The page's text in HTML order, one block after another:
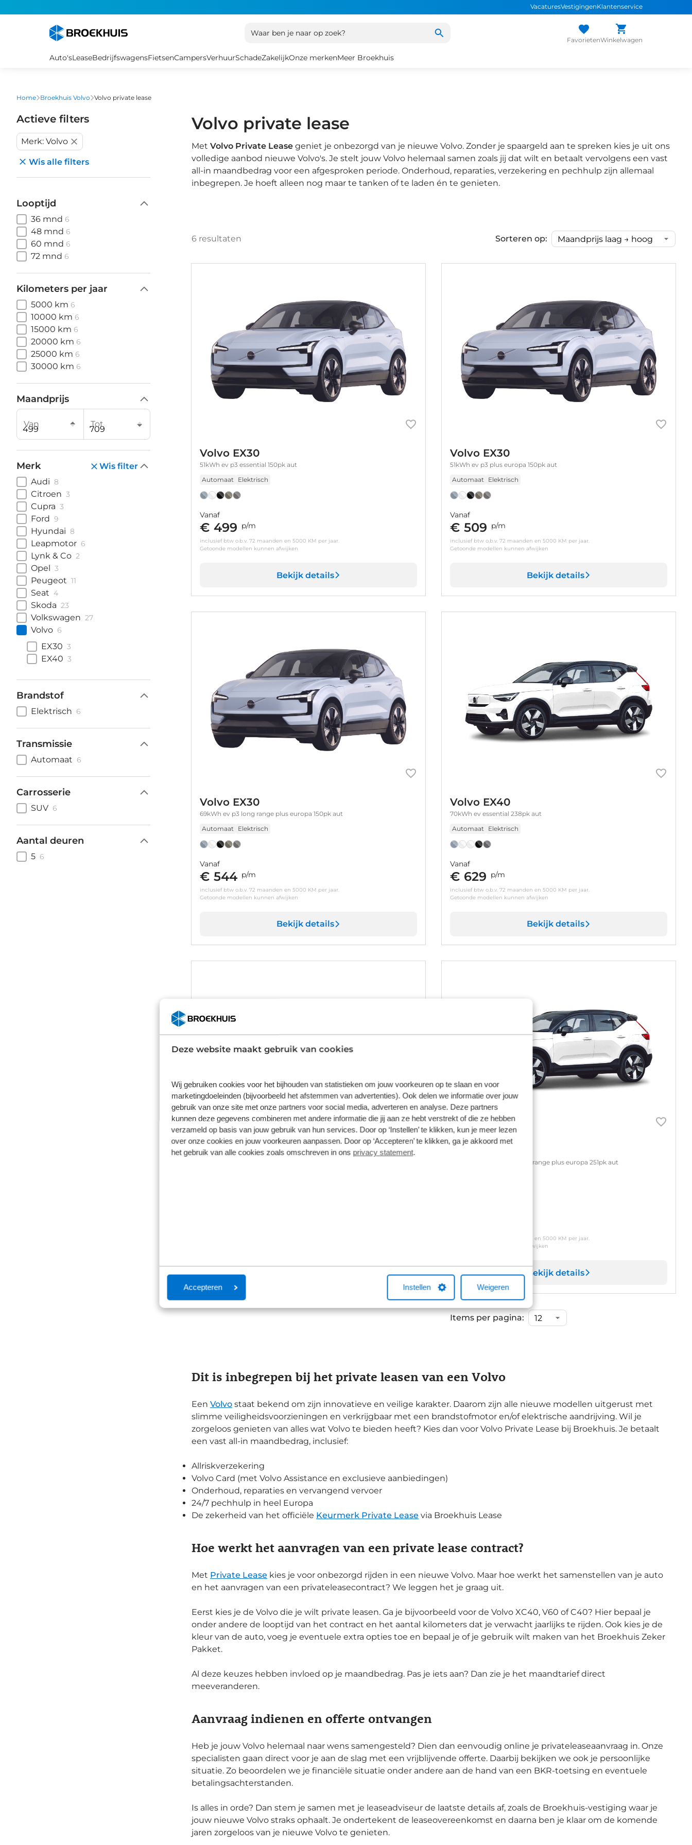
Deze website maakt gebruik van cookies
Wij gebruiken cookies voor het bijhouden van statistieken om jouw voorkeuren op te slaan en voor
marketingdoeleinden (bijvoorbeeld het afstemmen van advertenties). Ook delen we informatie over jouw
gebruik van onze site met onze partners voor social media, adverteren en analyse. Deze partners
kunnen deze gegevens combineren met andere informatie die jij aan ze hebt verstrekt of die ze hebben
verzameld op basis van jouw gebruik van hun services. Door op ‘Instellen’ te klikken, kun je meer lezen
over onze cookies en jouw voorkeuren aanpassen. Door op ‘Accepteren’ te klikken, ga je akkoord met
het gebruik van alle cookies zoals omschreven in ons privacy statement.
Accepteren Instellen Weigeren
VacaturesVestigingenKlantenservice
Waar ben je naar op zoek?
FavorietenWinkelwagen
Auto'sLeaseBedrijfswagensFietsenCampersVerhuurSchadeZakelijkOnze merkenMeer Broekhuis
Home Broekhuis Volvo Volvo private lease
Actieve filters
Merk: Volvo
Wis alle filters
Looptijd
36 mnd 6
48 mnd 6
60 mnd 6
72 mnd 6
Kilometers per jaar
5000 km 6
10000 km 6
15000 km 6
20000 km 6
25000 km 6
30000 km 6
Maandprijs
Van Tot
Merk
Wis filter
Audi 8
Citroen 3
Cupra 3
Ford 9
Hyundai 8
Leapmotor 6
Lynk & Co 2
Opel 3
Peugeot 11
Seat 4
Skoda 23
Volkswagen 27
Volvo 6
EX30 3
EX40 3
Brandstof
Elektrisch 6
Transmissie
Automaat 6
Carrosserie
SUV 6
Aantal deuren
5 6
Volvo private lease
Met Volvo Private Leasegeniet je onbezorgd van je nieuwe Volvo. Zonder je spaargeld aan te spreken kies je uit ons
volledige aanbod nieuwe Volvo's. Je stelt jouw Volvo helemaal samen zoals jij dat wilt en betaalt vervolgens een vast
all-in maandbedrag voor een afgesproken periode. Onderhoud, reparaties, verzekering en pechhulp zijn allemaal
inbegrepen. Je hoeft alleen nog maar te tanken of te laden én te genieten.
6resultaten Sorteren op:
Volvo EX30
51kWh ev p3 essential 150pk aut
Automaat
Elektrisch
Vanaf
€ 499 p/m
inclusief btw o.b.v. 72 maanden en 5000 KM per jaar.
Getoonde modellen kunnen afwijken
Bekijk details
Volvo EX30
51kWh ev p3 plus europa 150pk aut
Automaat
Elektrisch
Vanaf
€ 509 p/m
inclusief btw o.b.v. 72 maanden en 5000 KM per jaar.
Getoonde modellen kunnen afwijken
Bekijk details
Volvo EX30
69kWh ev p3 long range plus europa 150pk aut
Automaat
Elektrisch
Vanaf
€ 544 p/m
inclusief btw o.b.v. 72 maanden en 5000 KM per jaar.
Getoonde modellen kunnen afwijken
Bekijk details
Volvo EX40
70kWh ev essential 238pk aut
Automaat
Elektrisch
Vanaf
€ 629 p/m
inclusief btw o.b.v. 72 maanden en 5000 KM per jaar.
Getoonde modellen kunnen afwijken
Bekijk details
Volvo EX40
82kWh ev single extended range plus europa 251pk aut
inclusief btw o.b.v. 72 maanden en 5000 KM per jaar.
Getoonde modellen kunnen afwijken
Bekijk details
Items per pagina:
Dit is inbegrepen bij het private leasen van een Volvo
Een Volvostaat bekend om zijn innovatieve en veilige karakter. Daarom zijn alle nieuwe modellen uitgerust met
slimme veiligheidsvoorzieningen en verkrijgbaar met een brandstofmotor en/of elektrische aandrijving. Wil je
zorgeloos genieten van alles wat Volvo te bieden heeft? Kies dan voor Volvo Private Lease bij Broekhuis. Je betaalt
een vast all-in maandbedrag, inclusief:
Allriskverzekering
Volvo Card (met Volvo Assistance en exclusieve aanbiedingen)
Onderhoud, reparaties en vervangend vervoer
24/7 pechhulp in heel Europa
De zekerheid van het officiële Keurmerk Private Lease via Broekhuis Lease
Hoe werkt het aanvragen van een private lease contract?
Met Private Lease kies je voor onbezorgd rijden in een nieuwe Volvo. Maar hoe werkt het samenstellen van je auto
en het aanvragen van een privateleasecontract? We leggen het je graag uit.
Eerst kies je de Volvo die je wilt private leasen. Ga je bijvoorbeeld voor de Volvo XC40, V60 of C40? Hier bepaal je
onder andere de looptijd van het contract en het aantal kilometers dat je verwacht jaarlijks te rijden. Ook kies je de
kleur van de auto, voeg je eventuele extra opties toe en bepaal je of je gebruik wilt maken van het Broekhuis Zeker
Pakket.
Al deze keuzes hebben invloed op je maandbedrag. Pas je iets aan? Dan zie je het maandtarief direct
meeveranderen.
Aanvraag indienen en offerte ontvangen
Heb je jouw Volvo helemaal naar wens samengesteld? Dien dan eenvoudig online je privateleaseaanvraag in. Onze
specialisten gaan direct voor je aan de slag met een vrijblijvende offerte. Daarbij bekijken we ook je persoonlijke
situatie. Zo beoordelen we je financiële situatie onder andere aan de hand van een BKR-toetsing en eventuele
betalingsachterstanden.
Is alles in orde? Dan stem je samen met je leaseadviseur de laatste details af, zoals de Broekhuis-vestiging waar je
jouw nieuwe Volvo straks ophaalt. Je ondertekent de leaseovereenkomst en daarna ben je klaar om de komende
jaren zorgeloos van je nieuwe Volvo te genieten.